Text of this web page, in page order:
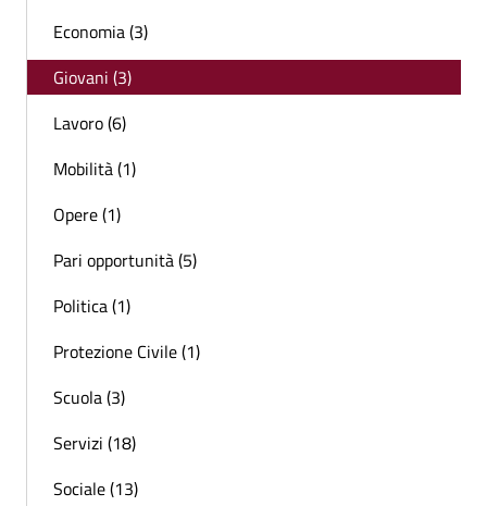
Economia (3)
Giovani (3)
Lavoro (6)
Mobilità (1)
Opere (1)
Pari opportunità (5)
Politica (1)
Protezione Civile (1)
Scuola (3)
Servizi (18)
Sociale (13)